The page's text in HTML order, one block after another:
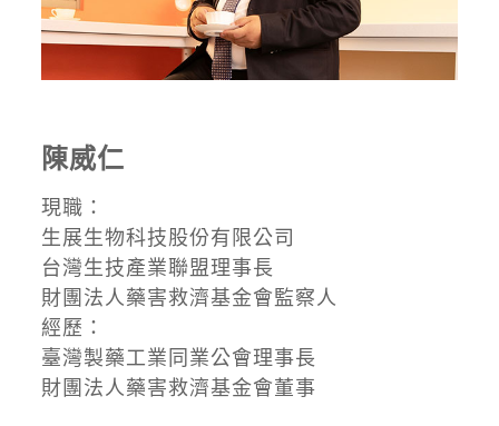
陳威仁
現職：
生展生物科技股份有限公司
台灣生技產業聯盟理事長
財團法人藥害救濟基金會監察人
經歷：
臺灣製藥工業同業公會理事長
財團法人藥害救濟基金會董事